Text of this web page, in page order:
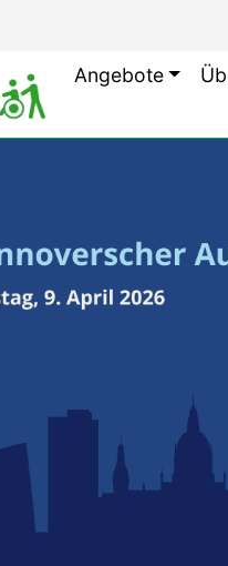
Angebote